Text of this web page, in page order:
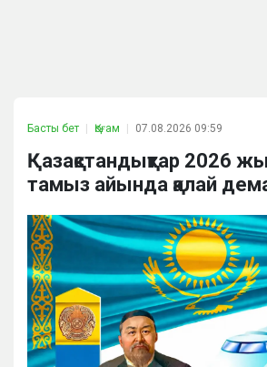
Басты бет Қоғам 07.08.2026 09:59
Қазақстандықтар 2026
тамыз айында қалай